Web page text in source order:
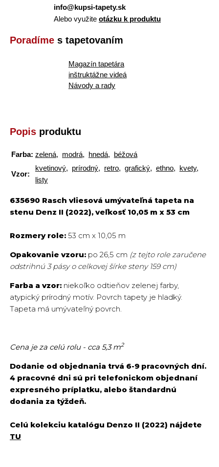
info@kupsi-tapety.sk
Alebo využite otázku k produktu
Poradíme s tapetovaním
Magazín tapetára
inštruktážne videá
Návody a rady
Popis produktu
Farba: zelená, modrá, hnedá, béžová
Vzor:
kvetinový, prírodný, retro, grafický, ethno, kvety,
listy
635690 Rasch vliesová umývateľná tapeta na
stenu Denz II (2022), veľkosť 10,05 m x 53 cm
Rozmery role: 53 cm x 10,05 m
Opakovanie vzoru: po 26,5 cm (z tejto role zaručene
odstrihnú 3 pásy o celkovej šírke steny 159 cm)
Farba a vzor: niekoľko odtieňov zelenej farby,
atypický prírodný motív. Povrch tapety je hladký.
Tapeta má umývateľný povrch.
Cena je za celú rolu - cca 5,3 m2
Dodanie od objednania trvá 6-9 pracovných dní.
4 pracovné dni sú pri telefonickom objednaní
expresného príplatku, alebo štandardnú
dodania za týždeň.
Celú kolekciu katalógu Denzo II (2022) nájdete
TU